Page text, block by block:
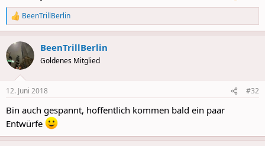
R
e
a
c
t
i
s
BeenTrillBerlin
BeenTrillBerlin
Goldenes Mitglied
12. Juni 2018 #32
Bin auch gespannt, hoffentlich kommen bald ein paar
Entwürfe